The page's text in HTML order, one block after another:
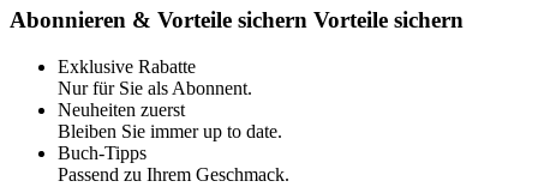
Abonnieren & Vorteile sichern Vorteile sichern
Exklusive Rabatte
Nur für Sie als Abonnent.
Neuheiten zuerst
Bleiben Sie immer up to date.
Buch-Tipps
Passend zu Ihrem Geschmack.